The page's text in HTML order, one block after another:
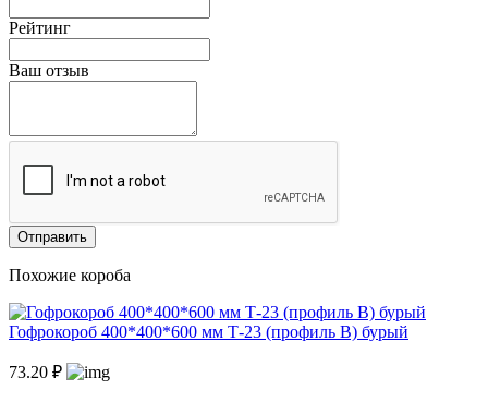
Рейтинг
Ваш отзыв
Отправить
Похожие короба
Гофрокороб 400*400*600 мм Т-23 (профиль B) бурый
73.20 ₽